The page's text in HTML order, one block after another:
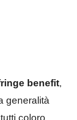
benefit,
generalità